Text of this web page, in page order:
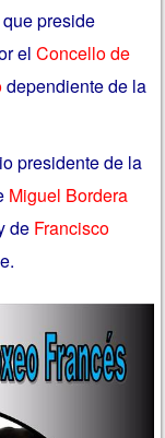
preside
elConcello de
dependiente de la
presidente de la
Miguel Bordera
de Francisco